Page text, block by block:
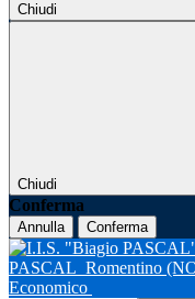
Chiudi
Chiudi
Conferma
Annulla Conferma
PASCAL Romentino
Economico